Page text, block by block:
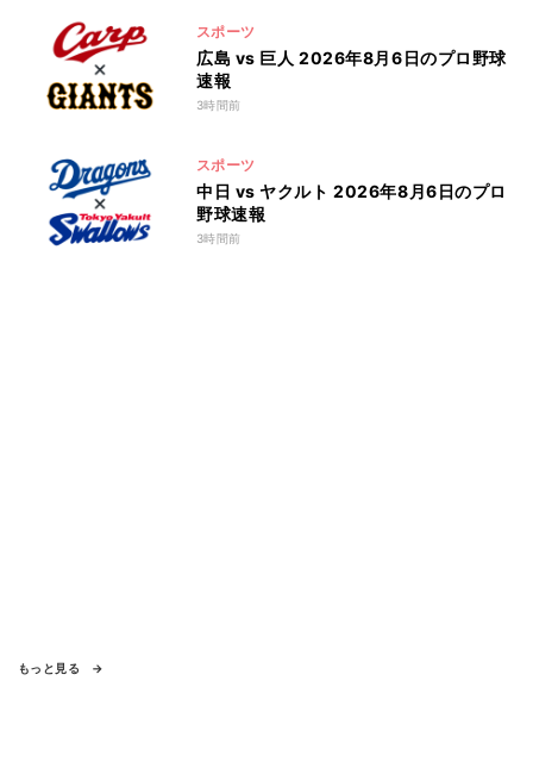
スポーツ
広島 vs 巨人 2026年8月6日のプロ野球
速報
3時間前
スポーツ
中日 vs ヤクルト 2026年8月6日のプロ
野球速報
3時間前
もっと見る